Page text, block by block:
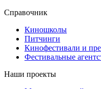
Справочник
Киношколы
Питчинги
Кинофестивали и
Фестивальные
Наши проекты